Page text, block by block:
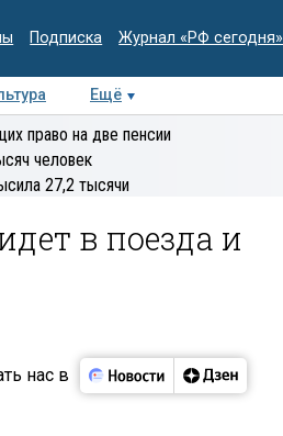
Подписка Журнал «РФ сегодня»
Ещё
Колумнисты
Деловая
право на две пенсии
человек
27,2 тысячи
в поезда и
нас в